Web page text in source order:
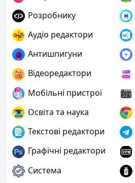
Розробнику
Аудіо редактори
Антишпигуни
Відеоредактори
Мобільні пристрої
Освіта та наука
Текстові редактори
Графічні редактори
Система